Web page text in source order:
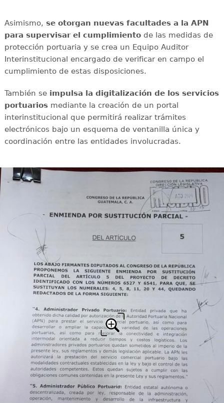
Asimismo, se otorgan nuevas facultades a la APN
para supervisar el cumplimientode las medidas de
protección portuaria y se crea un Equipo Auditor
Interinstitucional encargado de verificar en campo el
cumplimiento de estas disposiciones.
También se impulsa la digitalización de los servicios
portuariosmediante la creación de un portal
interinstitucional que permitirá realizar trámites
electrónicos bajo un esquema de ventanilla única y
coordinación entre las entidades involucradas.